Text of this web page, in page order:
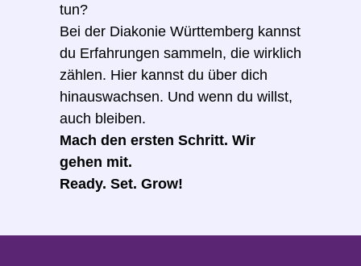
tun?
Bei der Diakonie Württemberg kannst
du Erfahrungen sammeln, die wirklich
zählen. Hier kannst du über dich
hinauswachsen. Und wenn du willst,
auch bleiben.
Mach den ersten Schritt. Wir
gehen mit.
Ready. Set. Grow!